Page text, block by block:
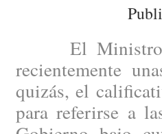
El Ministro de
recientemente
quizás, el
para referirse a